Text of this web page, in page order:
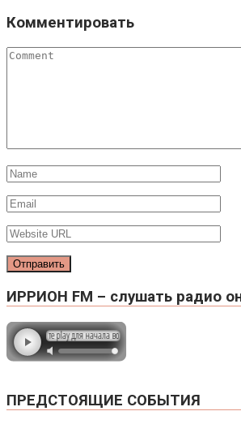
Комментировать
ИРРИОН FM – слушать радио
ПРЕДСТОЯЩИЕ СОБЫТИЯ